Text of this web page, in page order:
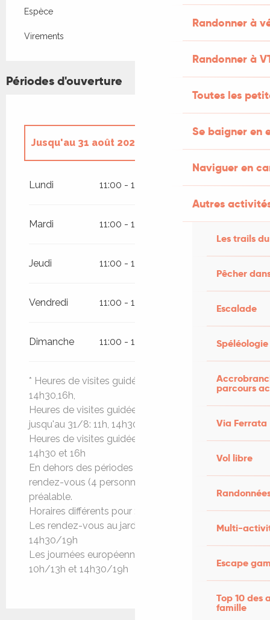
Randonner à
Randonner à
Toutes les
Se baigner en
Naviguer en
Autres
Les trails
Pêcher
Escalade
Spéléologie
parcours
Via Ferrata
Vol libre
Multi-
Escape
Top 10 des
famille
Espèce
Virements
Périodes d'ouverture
Jusqu'au 31 août 2026
Lundi 11:00 - 12:30 14:30 - 19:00
Mardi 11:00 - 12:30 14:30 - 19:00
Jeudi 11:00 - 12:30
Vendredi 11:00 - 12:30
Dimanche 11:00 - 12:30 14:30 - 19:00
* Heures de visites guidées fixes 5/7 :
14h30,16h,
Heures de visites guidées fixes à partir du 6/7
jusqu'au 31/8: 11h, 14h30,16h, 17h30
Heures de visites guidées fixes du 1/9 au 12/11:
14h30 et 16h
En dehors des périodes notées, visites sur
rendez-vous (4 personnes minimum) : appel tel
préalable.
Horaires différents pour :
Les rendez-vous au jardin : 10h/13h et
14h30/19h
Les journées européennes du Patrimoine :
10h/13h et 14h30/19h